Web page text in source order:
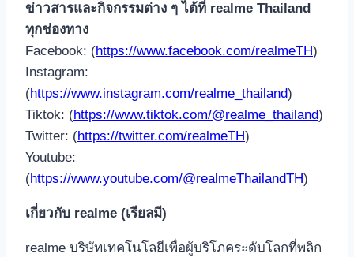
ข่าวสารและกิจกรรมต่าง ๆ ได้ที่ realme Thailand
ทุกช่องทาง
Facebook: (https://www.facebook.com/realmeTH)
Instagram:
(https://www.instagram.com/realme_thailand)
Tiktok: (https://www.tiktok.com/@realme_thailand)
Twitter: (https://twitter.com/realmeTH)
Youtube:
(https://www.youtube.com/@realmeThailandTH)
เกี่ยวกับ realme (เรียลมี)
realme บริษัทเทคโนโลยีเพื่อผู้บริโภคระดับโลกที่พลิก